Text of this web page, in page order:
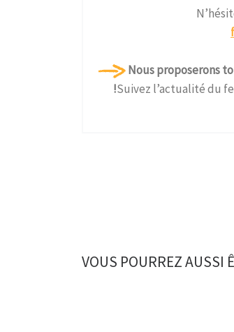
Nous proposerons
!Suivez l’actualité du
VOUS POURREZ AUSSI